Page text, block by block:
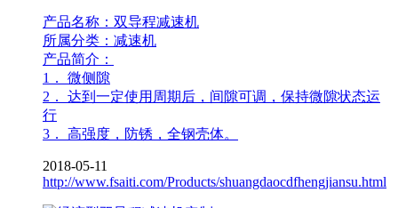
产品名称：双导程减速机
所属分类：减速机
产品简介：
1． 微侧隙
2． 达到一定使用周期后，间隙可调，保持微隙状态运
行
3． 高强度，防锈，全钢壳体。
2018-05-11
http://www.fsaiti.com/Products/shuangdaocdfhengjiansu.html